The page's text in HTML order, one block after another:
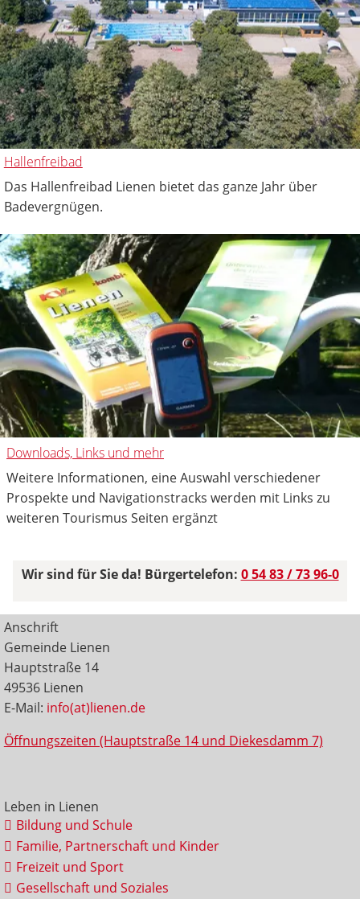
Hallenfreibad
Das Hallenfreibad Lienen bietet das ganze Jahr über
Badevergnügen.
Downloads, Links und mehr
Weitere Informationen, eine Auswahl verschiedener
Prospekte und Navigationstracks werden mit Links zu
weiteren Tourismus Seiten ergänzt
Wir sind für Sie da! Bürgertelefon: 0 54 83 / 73 96-0
Anschrift
Gemeinde Lienen
Hauptstraße 14
49536 Lienen
E-Mail: info(at)lienen.de
Öffnungszeiten (Hauptstraße 14 und Diekesdamm 7)
Leben in Lienen
Bildung und Schule
Familie, Partnerschaft und Kinder
Freizeit und Sport
Gesellschaft und Soziales